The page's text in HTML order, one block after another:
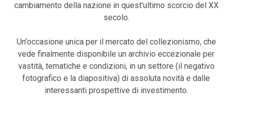
cambiamento della nazione in quest'ultimo scorcio del XX
secolo.
Un'occasione unica per il mercato del collezionismo, che
vede finalmente disponibile un archivio eccezionale per
vastità, tematiche e condizioni, in un settore (il negativo
fotografico e la diapositiva) di assoluta novità e dalle
interessanti prospettive di investimento.